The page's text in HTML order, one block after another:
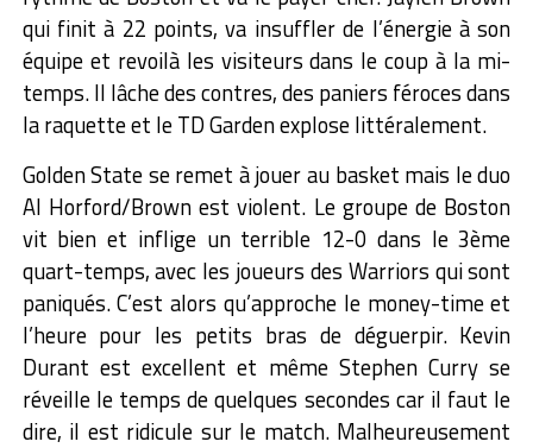
qui finit à 22 points, va insuffler de l’énergie à son
équipe et revoilà les visiteurs dans le coup à la mi-
temps. Il lâche des contres, des paniers féroces dans
la raquette et le TD Garden explose littéralement.
Golden State se remet à jouer au basket mais le duo
Al Horford/Brown est violent. Le groupe de Boston
vit bien et inflige un terrible 12-0 dans le 3ème
quart-temps, avec les joueurs des Warriors qui sont
paniqués. C’est alors qu’approche le money-time et
l’heure pour les petits bras de déguerpir. Kevin
Durant est excellent et même Stephen Curry se
réveille le temps de quelques secondes car il faut le
dire, il est ridicule sur le match. Malheureusement